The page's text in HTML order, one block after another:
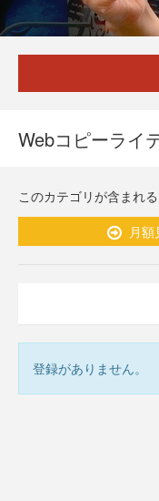
Webコピーライ
このカテゴリが含まれ
月
登録がありません。